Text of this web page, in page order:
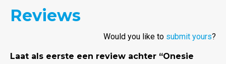
Reviews
Would you like to submit yours?
Laat als eerste een review achter “Onesie